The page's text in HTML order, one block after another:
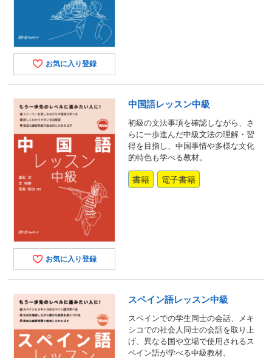
お気に入り登録
お気に入り登録
中国語レッスン中級
初級の文法事項を確認しながら、さ
らに一歩進んだ中級文法の理解・習
得を目指し、中国事情や多様な文化
的特色も学べる教材。
書籍 電子書籍
スペイン語レッスン中級
スペインでの学生同士の会話、メキ
シコでの社会人同士の会話を取り上
げ、異なる国や立場で使用されるス
ペイン語が学べる中級教材。